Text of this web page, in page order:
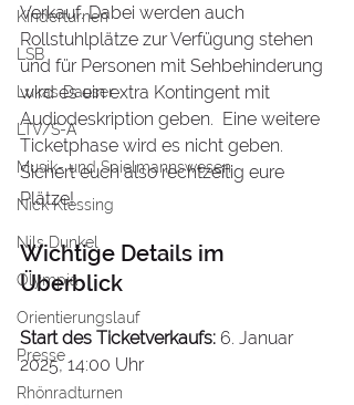
Kinderturnen
LSB
Lukas Dauser
LTV/S-A
Musik- und Spielmannswesen
Nick Klessing
Nils Dunkel
Olympia
Orientierungslauf
Presse
Rhönradturnen
Verkauf. Dabei werden auch
Rollstuhlplätze zur Verfügung stehen
und für Personen mit Sehbehinderung
wird es ein extra Kontingent mit
Audiodeskription geben.  Eine weitere
Ticketphase wird es nicht geben.
Sichert euch also rechtzeitig eure
Plätze!
Wichtige Details im
Überblick
Start des Ticketverkaufs: 6. Januar
2025, 14:00 Uhr